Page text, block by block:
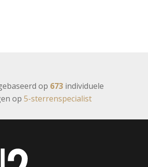
op 673 individuele
op 5-sterrenspecialist